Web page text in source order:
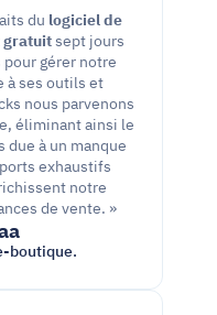
du logiciel de
gratuit sept jours
gérer notre
à ses outils et
nous parvenons
éliminant ainsi le
due à un manque
exhaustifs
notre
de vente. »
boutique.